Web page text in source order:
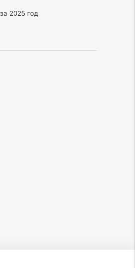
2025 год